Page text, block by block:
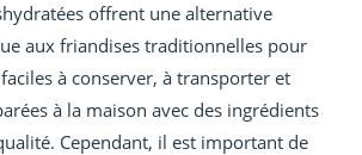
offrent une alternative
aux friandises traditionnelles pour
à conserver, à transporter et
à la maison avec des ingrédients
Cependant, il est important de